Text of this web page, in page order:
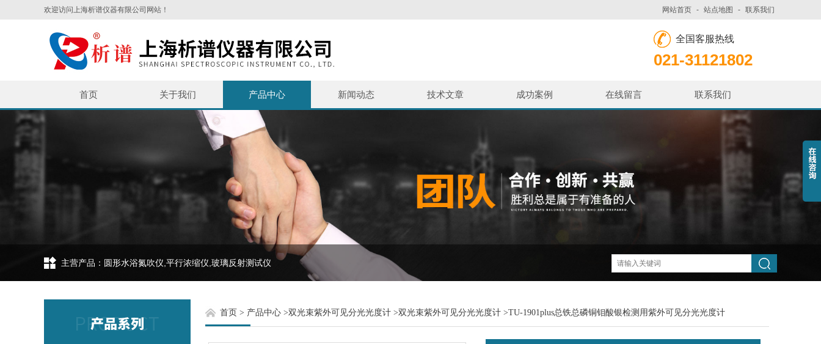
欢迎访问上海析谱仪器有限公司网站！ 网站首页 - 站点地图 - 联系我们
全国客服热线
021-31121802
首页 关于我们 产品中心 新闻动态 技术文章 成功案例 在线留言 联系我们
主营产品：圆形水浴氮吹仪,平行浓缩仪,玻璃反射测试仪
首页 > 产品中心 >双光束紫外可见分光光度计 >双光束紫外可见分光光度计 >TU-1901plus总铁总磷铜钼酸银检测用紫外可见分光光度计